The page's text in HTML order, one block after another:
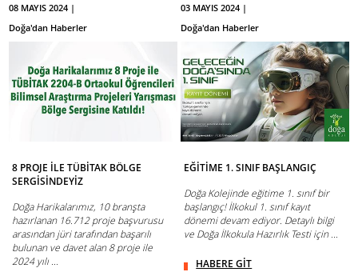
08 MAYIS 2024 |
Doğa'dan Haberler
8 PROJE İLE TÜBİTAK BÖLGE
SERGİSİNDEYİZ
Doğa Harikalarımız, 10 branşta
hazırlanan 16.712 proje başvurusu
arasından jüri tarafından başarılı
bulunan ve davet alan 8 proje ile
2024 yılı ...
03 MAYIS 2024 |
Doğa'dan Haberler
EĞİTİME 1. SINIF BAŞLANGIÇ
Doğa Kolejinde eğitime 1. sınıf bir
başlangıç! İlkokul 1. sınıf kayıt
dönemi devam ediyor. Detaylı bilgi
ve Doğa İlkokula Hazırlık Testi için ...
HABERE GİT